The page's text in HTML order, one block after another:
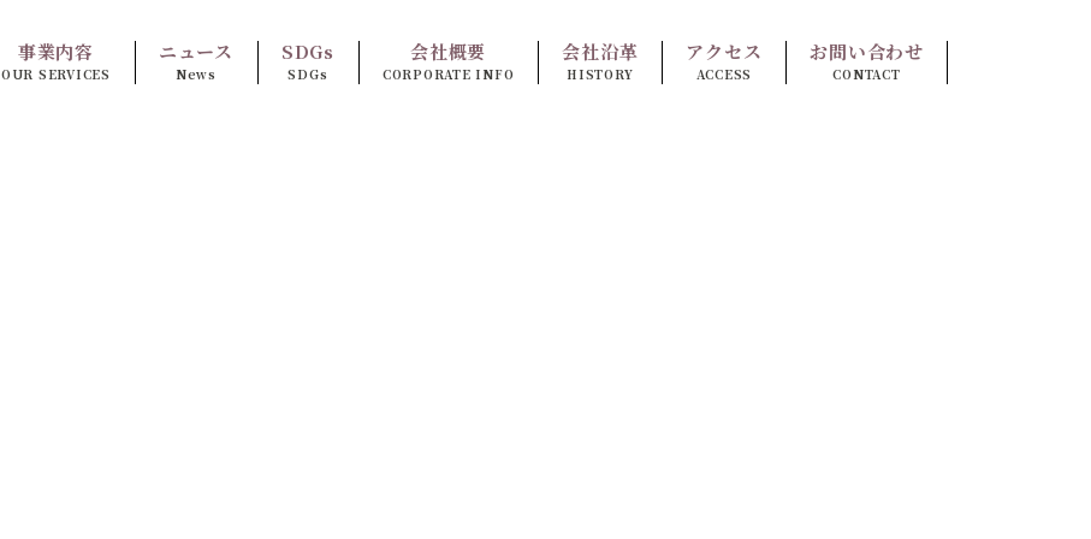
事業内容
OUR SERVICES
ニュース
News
SDGs
SDGs
会社概要
CORPORATE INFO
会社沿革
HISTORY
アクセス
ACCESS
お問い合わせ
CONTACT